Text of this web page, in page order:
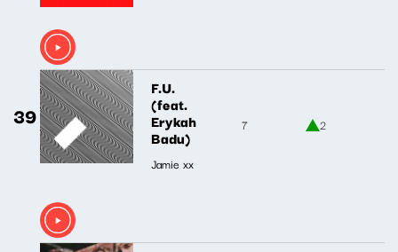
39
F.U.
(feat.
Erykah
Badu)
Jamie xx
7 2